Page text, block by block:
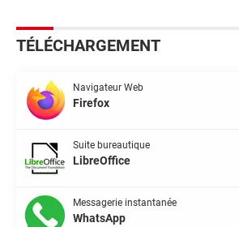
TÉLÉCHARGEMENT
Navigateur Web
Firefox
Suite bureautique
LibreOffice
Messagerie instantanée
WhatsApp